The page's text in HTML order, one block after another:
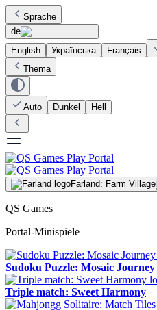
Sprache
de
English
Українська Français
Thema
Auto Dunkel Hell
Farland: Farm Village
QS Games
Portal-Minispiele
Sudoku Puzzle: Mosaic Journey
Triple match: Sweet Harmony